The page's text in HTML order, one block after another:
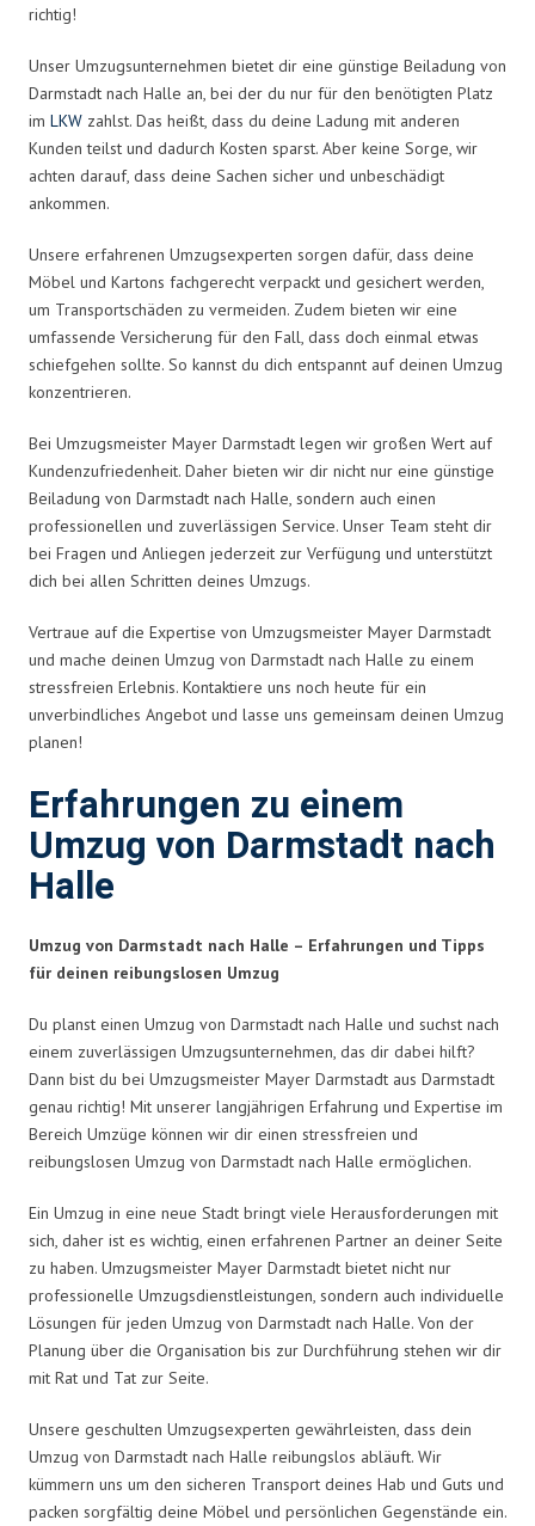
richtig!
Unser Umzugsunternehmen bietet dir eine günstige Beiladung von
Darmstadt nach Halle an, bei der du nur für den benötigten Platz
im LKW zahlst. Das heißt, dass du deine Ladung mit anderen
Kunden teilst und dadurch Kosten sparst. Aber keine Sorge, wir
achten darauf, dass deine Sachen sicher und unbeschädigt
ankommen.
Unsere erfahrenen Umzugsexperten sorgen dafür, dass deine
Möbel und Kartons fachgerecht verpackt und gesichert werden,
um Transportschäden zu vermeiden. Zudem bieten wir eine
umfassende Versicherung für den Fall, dass doch einmal etwas
schiefgehen sollte. So kannst du dich entspannt auf deinen Umzug
konzentrieren.
Bei Umzugsmeister Mayer Darmstadt legen wir großen Wert auf
Kundenzufriedenheit. Daher bieten wir dir nicht nur eine günstige
Beiladung von Darmstadt nach Halle, sondern auch einen
professionellen und zuverlässigen Service. Unser Team steht dir
bei Fragen und Anliegen jederzeit zur Verfügung und unterstützt
dich bei allen Schritten deines Umzugs.
Vertraue auf die Expertise von Umzugsmeister Mayer Darmstadt
und mache deinen Umzug von Darmstadt nach Halle zu einem
stressfreien Erlebnis. Kontaktiere uns noch heute für ein
unverbindliches Angebot und lasse uns gemeinsam deinen Umzug
planen!
Erfahrungen zu einem
Umzug von Darmstadt nach
Halle
Umzug von Darmstadt nach Halle – Erfahrungen und Tipps
für deinen reibungslosen Umzug
Du planst einen Umzug von Darmstadt nach Halle und suchst nach
einem zuverlässigen Umzugsunternehmen, das dir dabei hilft?
Dann bist du bei Umzugsmeister Mayer Darmstadt aus Darmstadt
genau richtig! Mit unserer langjährigen Erfahrung und Expertise im
Bereich Umzüge können wir dir einen stressfreien und
reibungslosen Umzug von Darmstadt nach Halle ermöglichen.
Ein Umzug in eine neue Stadt bringt viele Herausforderungen mit
sich, daher ist es wichtig, einen erfahrenen Partner an deiner Seite
zu haben. Umzugsmeister Mayer Darmstadt bietet nicht nur
professionelle Umzugsdienstleistungen, sondern auch individuelle
Lösungen für jeden Umzug von Darmstadt nach Halle. Von der
Planung über die Organisation bis zur Durchführung stehen wir dir
mit Rat und Tat zur Seite.
Unsere geschulten Umzugsexperten gewährleisten, dass dein
Umzug von Darmstadt nach Halle reibungslos abläuft. Wir
kümmern uns um den sicheren Transport deines Hab und Guts und
packen sorgfältig deine Möbel und persönlichen Gegenstände ein.